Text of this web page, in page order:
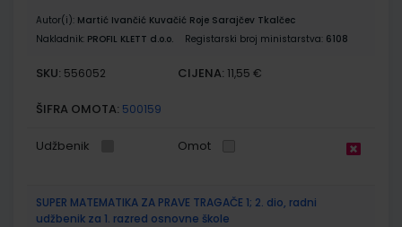
Autor(i): Martić Ivančić Kuvačić Roje Sarajčev Tkalčec
Nakladnik: PROFIL KLETT d.o.o. Registarski broj ministarstva: 6108
SKU: 556052 CIJENA: 11,55 €
ŠIFRA OMOTA: 500159
Udžbenik Omot
SUPER MATEMATIKA ZA PRAVE TRAGAČE 1; 2. dio, radni
udžbenik za 1. razred osnovne škole